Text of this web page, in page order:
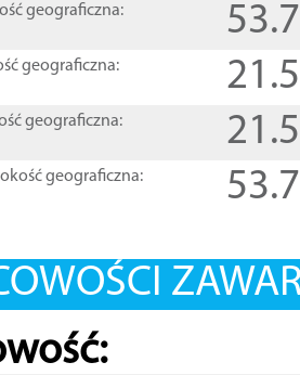
geograficzna:
geograficzna:
geograficzna:
geograficzna: